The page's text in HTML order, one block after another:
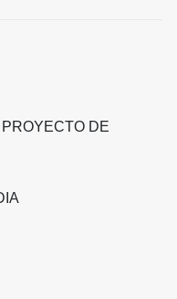
PROYECTO DE